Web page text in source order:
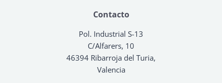
Contacto
Pol. Industrial S-13
C/Alfarers, 10
46394 Ribarroja del Turia,
Valencia